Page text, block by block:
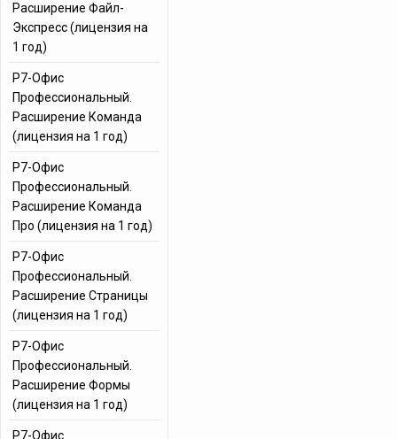
Расширение Файл-
Экспресс (лицензия на
1 год)
Р7-Офис
Профессиональный.
Расширение Команда
(лицензия на 1 год)
Р7-Офис
Профессиональный.
Расширение Команда
Про (лицензия на 1 год)
Р7-Офис
Профессиональный.
Расширение Страницы
(лицензия на 1 год)
Р7-Офис
Профессиональный.
Расширение Формы
(лицензия на 1 год)
Р7-Офис